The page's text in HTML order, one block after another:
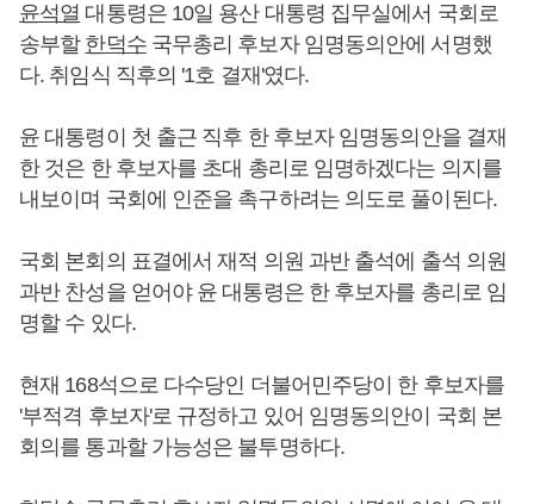
윤석열 대통령은 10일 용산 대통령 집무실에서 국회로
송부할 한덕수국무총리 후보자 임명동의안에 서명했
다. 취임식 직후의 '1호 결재'였다.
윤 대통령이 첫 출근 직후 한 후보자 임명동의안을 결재
한 것은 한 후보자를 초대 총리로 임명하겠다는 의지를
내보이며 국회에 인준을 촉구하려는 의도로 풀이된다.
국회 본회의 표결에서 재적 의원 과반 출석에 출석 의원
과반 찬성을 얻어야 윤 대통령은 한 후보자를 총리로 임
명할 수 있다.
현재 168석으로 다수당인 더불어민주당이 한 후보자를
'부적격 후보자'로 규정하고 있어 임명동의안이 국회 본
회의를 통과할 가능성은 불투명하다.